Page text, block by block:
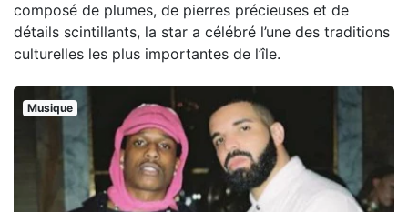
composé de plumes, de pierres précieuses et de
détails scintillants, la star a célébré l’une des traditions
culturelles les plus importantes de l’île.
Musique